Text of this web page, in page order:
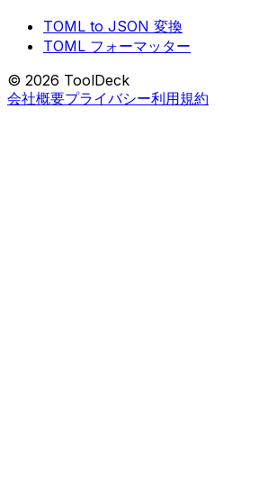
TOML to JSON 変換
TOML フォーマッター
© 2026 ToolDeck
会社概要プライバシー利用規約